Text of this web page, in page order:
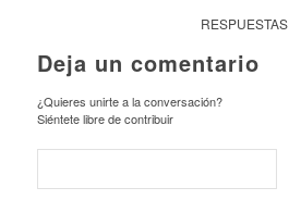
RESPUESTAS
Deja un comentario
¿Quieres unirte a la conversación?
Siéntete libre de contribuir